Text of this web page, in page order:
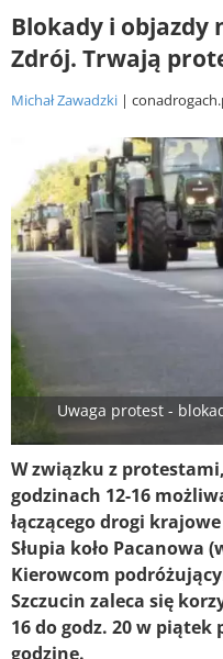
Blokady i objazdy
Zdrój. Trwają
Michał Zawadzki
Uwaga protest -
W związku z
godzinach 12-16
łączącego drogi
Słupia koło Pacanowa
Kierowcom
Szczucin zaleca się
16 do godz. 20 w
godzinę.